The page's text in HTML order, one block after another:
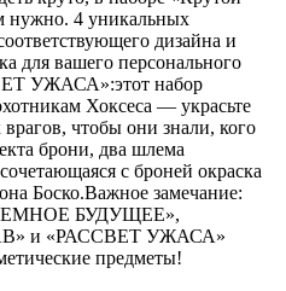
нужно. 4 уникальных
дизайна и
для вашего персонального
УЖАСА»:этот набор
Хоксеса — украсьте
чтобы они знали, кого
брони, два шлема
с броней окраска
Боско.Важное замечание:
БУДУЩЕЕ»,
и «РАССВЕТ УЖАСА»
предметы!